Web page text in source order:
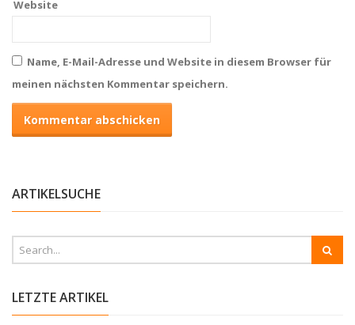
Website
Name, E-Mail-Adresse und Website in diesem Browser für
meinen nächsten Kommentar speichern.
ARTIKELSUCHE
LETZTE ARTIKEL